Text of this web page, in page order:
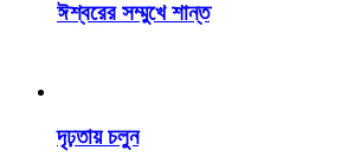
ঈশ্বরের সম্মুখে শান্ত
দৃঢ়তায় চলুন